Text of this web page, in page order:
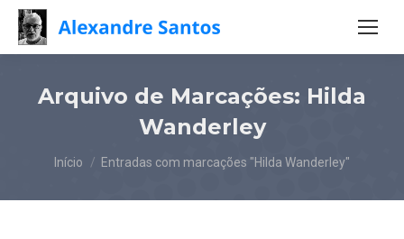
Arquivo de Marcações: Hilda
Wanderley
Você está aqui:
Início Entradas com marcações "Hilda Wanderley"